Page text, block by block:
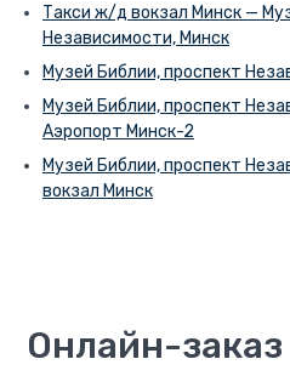
Такси ж/д вокзал Минск —
Независимости, Минск
Музей Библии, проспект
Музей Библии, проспект
Аэропорт Минск-2
Музей Библии, проспект
вокзал Минск
Онлайн-